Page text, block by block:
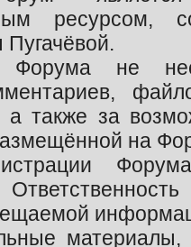
ресурсом,
Форума не
а также за
на